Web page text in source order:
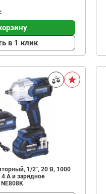
в 1 клик
1/2", 20 В, 1000
A и зарядное